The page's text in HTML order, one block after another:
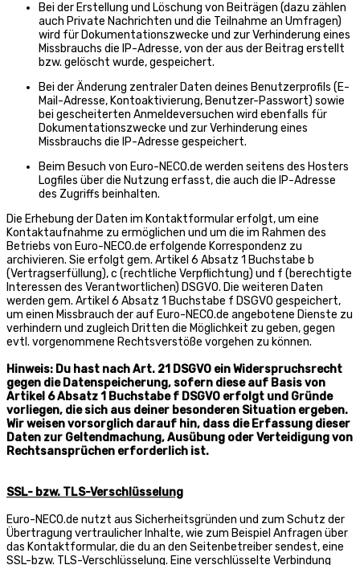
Bei der Erstellung und Löschung von Beiträgen (dazu zählen
auch Private Nachrichten und die Teilnahme an Umfragen)
wird für Dokumentationszwecke und zur Verhinderung eines
Missbrauchs die IP-Adresse, von der aus der Beitrag erstellt
bzw. gelöscht wurde, gespeichert.
Bei der Änderung zentraler Daten deines Benutzerprofils (E-
Mail-Adresse, Kontoaktivierung, Benutzer-Passwort) sowie
bei gescheiterten Anmeldeversuchen wird ebenfalls für
Dokumentationszwecke und zur Verhinderung eines
Missbrauchs die IP-Adresse gespeichert.
Beim Besuch von Euro-NECO.de werden seitens des Hosters
Logfiles über die Nutzung erfasst, die auch die IP-Adresse
des Zugriffs beinhalten.
Die Erhebung der Daten im Kontaktformular erfolgt, um eine
Kontaktaufnahme zu ermöglichen und um die im Rahmen des
Betriebs von Euro-NECO.de erfolgende Korrespondenz zu
archivieren. Sie erfolgt gem. Artikel 6 Absatz 1 Buchstabe b
(Vertragserfüllung), c (rechtliche Verpflichtung) und f (berechtigte
Interessen des Verantwortlichen) DSGVO. Die weiteren Daten
werden gem. Artikel 6 Absatz 1 Buchstabe f DSGVO gespeichert,
um einen Missbrauch der auf Euro-NECO.de angebotene Dienste zu
verhindern und zugleich Dritten die Möglichkeit zu geben, gegen
evtl. vorgenommene Rechtsverstöße vorgehen zu können.
Hinweis: Du hast nach Art. 21 DSGVO ein Widerspruchsrecht
gegen die Datenspeicherung, sofern diese auf Basis von
Artikel 6 Absatz 1 Buchstabe f DSGVO erfolgt und Gründe
vorliegen, die sich aus deiner besonderen Situation ergeben.
Wir weisen vorsorglich darauf hin, dass die Erfassung dieser
Daten zur Geltendmachung, Ausübung oder Verteidigung von
Rechtsansprüchen erforderlich ist.
SSL- bzw. TLS-Verschlüsselung
Euro-NECO.de nutzt aus Sicherheitsgründen und zum Schutz der
Übertragung vertraulicher Inhalte, wie zum Beispiel Anfragen über
das Kontaktformular, die du an den Seitenbetreiber sendest, eine
SSL-bzw. TLS-Verschlüsselung. Eine verschlüsselte Verbindung